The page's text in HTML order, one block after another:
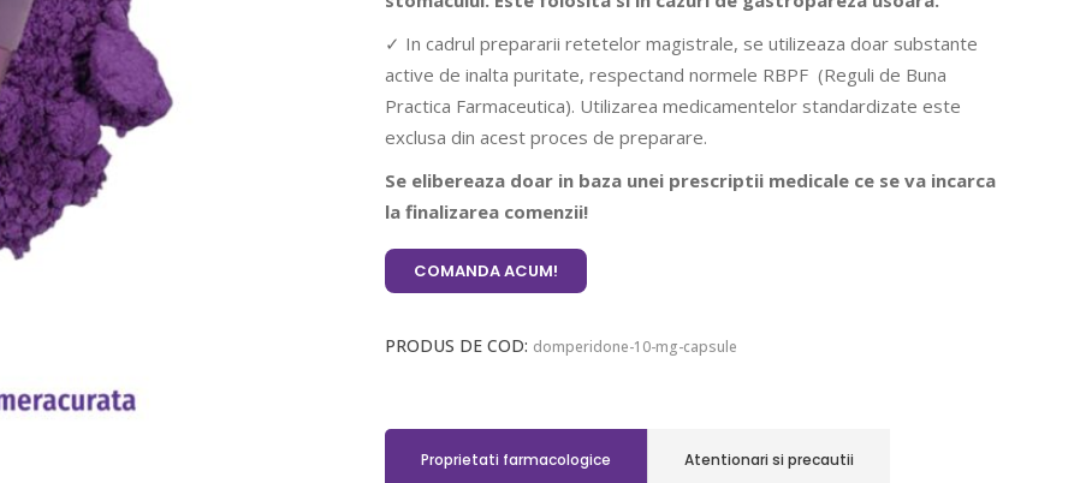
✓ In cadrul prepararii retetelor magistrale, se utilizeaza doar substante
active de inalta puritate, respectand normele RBPF (Reguli de Buna
Practica Farmaceutica). Utilizarea medicamentelor standardizate este
exclusa din acest proces de preparare.
Se elibereaza doar in baza unei prescriptii medicale ce se va incarca
la finalizarea comenzii!
COMANDA ACUM!
PRODUS DE COD: domperidone-10-mg-capsule
Proprietati farmacologice Atentionari si precautii